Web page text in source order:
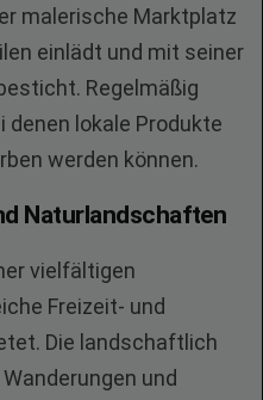
malerische Marktplatz
einlädt und mit seiner
Regelmäßig
lokale Produkte
werden können.
Naturlandschaften
vielfältigen
Freizeit- und
Die landschaftlich
und